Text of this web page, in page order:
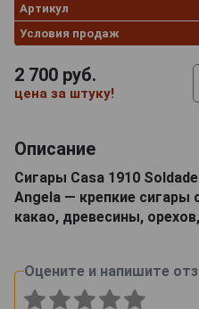
Артикул
Условия продаж
2 700 руб.
цена за штуку!
Описание
Сигары Casa 1910
Angela — крепкие
какао, древесины,
Оцените и напишите